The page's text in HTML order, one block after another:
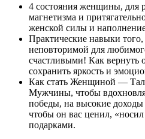
4 состояния женщины, для
магнетизма и
женской силы и
Практические навыки того,
неповторимой для
счастливыми! Как вернуть
сохранить яркость и
Как стать Женщиной —
Мужчины, чтобы
победы, на высокие
чтобы он вас ценил,
подарками.